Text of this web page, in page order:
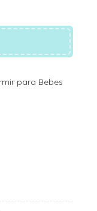
para Bebes